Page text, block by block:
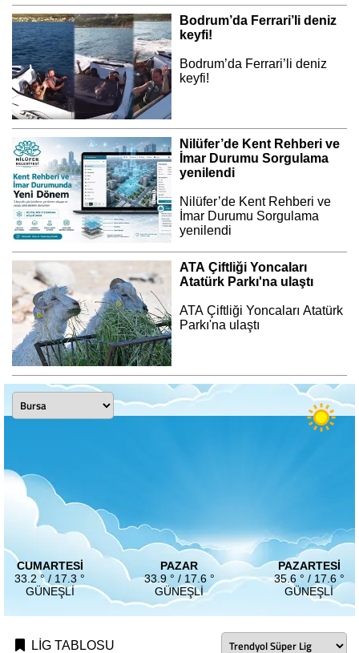
Bodrum’da Ferrari’li deniz
keyfi!
Bodrum’da Ferrari’li deniz
keyfi!
Nilüfer’de Kent Rehberi ve
İmar Durumu Sorgulama
yenilendi
Nilüfer’de Kent Rehberi ve
İmar Durumu Sorgulama
yenilendi
ATA Çiftliği Yoncaları
Atatürk Parkı'na ulaştı
ATA Çiftliği Yoncaları Atatürk
Parkı'na ulaştı
CUMARTESI
33.2 ° / 17.3 °
GÜNEŞLI
PAZAR
33.9 ° / 17.6 °
GÜNEŞLI
PAZARTESI
35.6 ° / 17.6 °
GÜNEŞLI
LİG TABLOSU